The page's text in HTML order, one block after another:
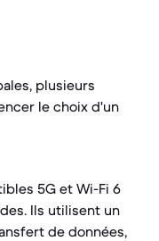
plusieurs
le choix d'un
5G et Wi-Fi 6
Ils utilisent un
de données,